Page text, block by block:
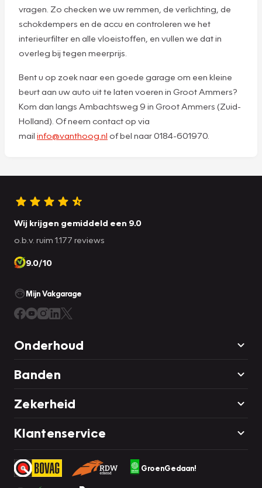
vragen. Zo checken we uw remmen, de verlichting, de
schokdempers en de accu en controleren we het
interieurfilter en alle vloeistoffen, en vullen we dat in
overleg bij tegen meerprijs.
Bent u op zoek naar een goede garage om een kleine
beurt aan uw auto uit te laten voeren in Groot Ammers?
Kom dan langs Ambachtsweg 9 in Groot Ammers (Zuid-
Holland). Of neem contact op via
mail info@vanthoog.nl of bel naar 0184-601970.
Wij krijgen gemiddeld een 9.0
o.b.v. ruim 1.177 reviews
9.0/10
Mijn Vakgarage
Onderhoud
Banden
Zekerheid
Klantenservice
GroenGedaan!